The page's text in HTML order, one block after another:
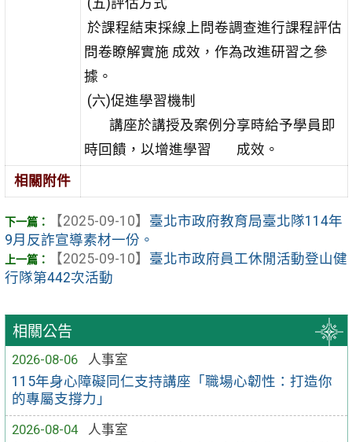
相關公告
2026-08-06
人事室
115年身心障礙同仁支持講座「職場心韌性：打造你
的專屬支撐力」
2026-08-04
人事室
(五)評估方式
於課程結束採線上問卷調查進行課程評估
問卷瞭解實施 成效，作為改進研習之參
據。
(六)促進學習機制
講座於講授及案例分享時給予學員即
時回饋，以增進學習 成效。
相關附件
【2025-09-10】 臺北市政府教育局臺北隊114年
9月反詐宣導素材一份。
【2025-09-10】 臺北市政府員工休閒活動登山健
行隊第442次活動